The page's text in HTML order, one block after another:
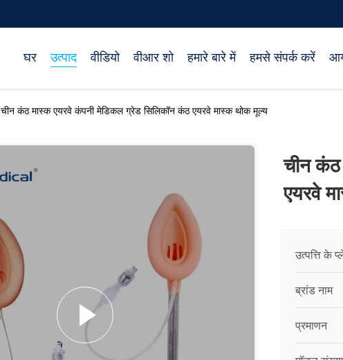
घर उत्पाद वीडियो वीआर शो हमारे बारे में हमसे संपर्क करें
चीन कंठ मास्क एयरवे कंपनी मेडिकल ग्रेड सिलिकॉन कंठ एयरवे मास्क थोक मूल्य
चीन
एयरवे
उत्पत्ति के
ब्रांड नाम
प्रमाणन